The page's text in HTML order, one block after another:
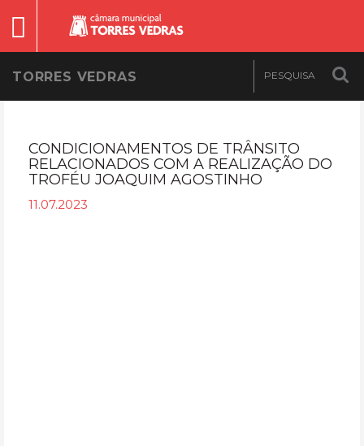
TORRES VEDRAS
CONDICIONAMENTOS DE TRÂNSITO
RELACIONADOS COM A REALIZAÇÃO DO
TROFÉU JOAQUIM AGOSTINHO
11.07.2023